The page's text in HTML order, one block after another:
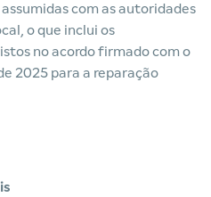
com as autoridades
o que inclui os
no acordo firmado com o
2025 para a reparação